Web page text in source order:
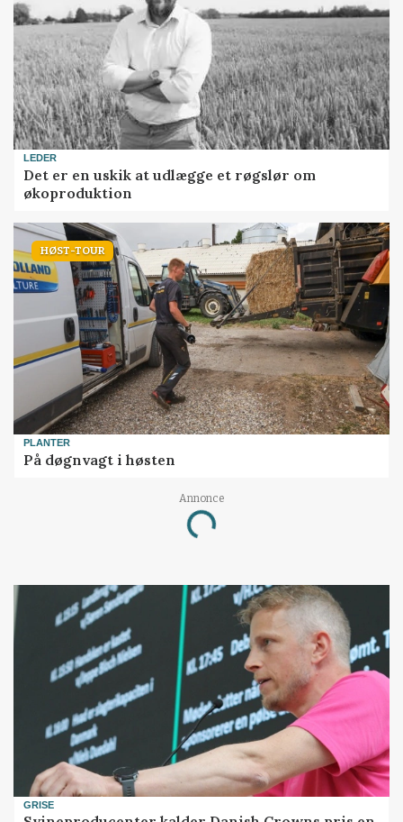
LEDER
Det er en uskik at udlægge et røgslør om
økoproduktion
HØST-TOUR
PLANTER
På døgnvagt i høsten
Annonce
Loading...
GRISE